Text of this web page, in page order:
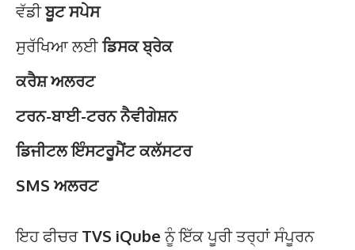
ਵੱਡੀਬੂਟ ਸਪੇਸ
ਸੁਰੱਖਿਆ ਲਈਡਿਸਕ ਬ੍ਰੇਕ
ਕਰੈਸ਼ ਅਲਰਟ
ਟਰਨ-ਬਾਈ-ਟਰਨ ਨੈਵੀਗੇਸ਼ਨ
ਡਿਜੀਟਲ ਇੰਸਟਰੂਮੈਂਟ ਕਲੱਸਟਰ
SMS ਅਲਰਟ
ਇਹ ਫੀਚਰTVS iQubeਨੂੰ ਇੱਕ ਪੂਰੀ ਤਰ੍ਹਾਂ ਸੰਪੂਰਨ